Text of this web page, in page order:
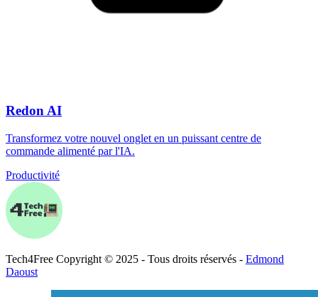
Redon AI
Transformez votre nouvel onglet en un puissant centre de
commande alimenté par l'IA.
Productivité
Tech4Free Copyright © 2025 - Tous droits réservés - Edmond
Daoust